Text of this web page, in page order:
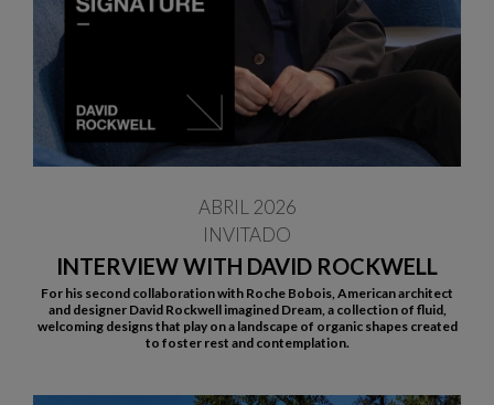
INTERVIEW WITH DAVID ROCKWELL
ABRIL 2026
INVITADO
For his second collaboration with Roche Bobois, American architect
and designer David Rockwell imagined Dream, a collection of fluid,
welcoming designs that play on a landscape of organic shapes created
to foster rest and contemplation.